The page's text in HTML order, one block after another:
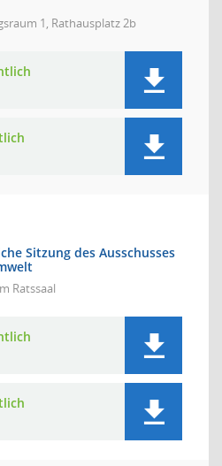
1, Rathausplatz 2b
Sitzung des Ausschusses
Ratssaal